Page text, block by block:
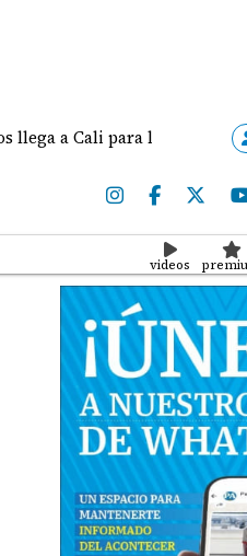
Cali para la investidura de
videos